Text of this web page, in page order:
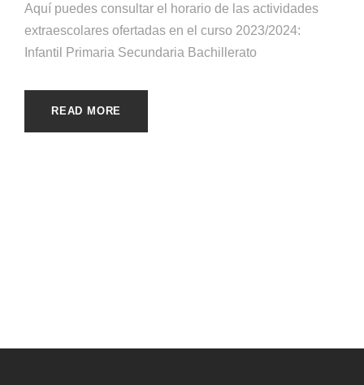
Aquí puedes consultar el horario de las actividades
extraescolares ofertadas en el curso 2023/2024:
Infantil Primaria Secundaria Bachillerato
READ MORE